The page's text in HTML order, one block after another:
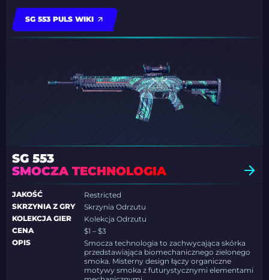
SG 553 PULS WIKI
SG 553
SMOCZA TECHNOLOGIA
JAKOŚĆ
Restricted
SKRZYNIA Z GRY
Skrzynia Odrzutu
KOLEKCJA GIER
Kolekcja Odrzutu
CENA
$1 – $3
OPIS
Smocza technologia to zachwycająca skórka
przedstawiająca biomechanicznego zielonego
smoka. Misterny design łączy organiczne
motywy smoka z futurystycznymi elementami